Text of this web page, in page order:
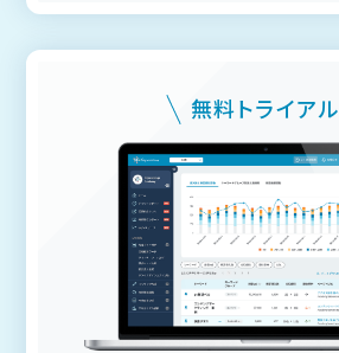
無料トライアル